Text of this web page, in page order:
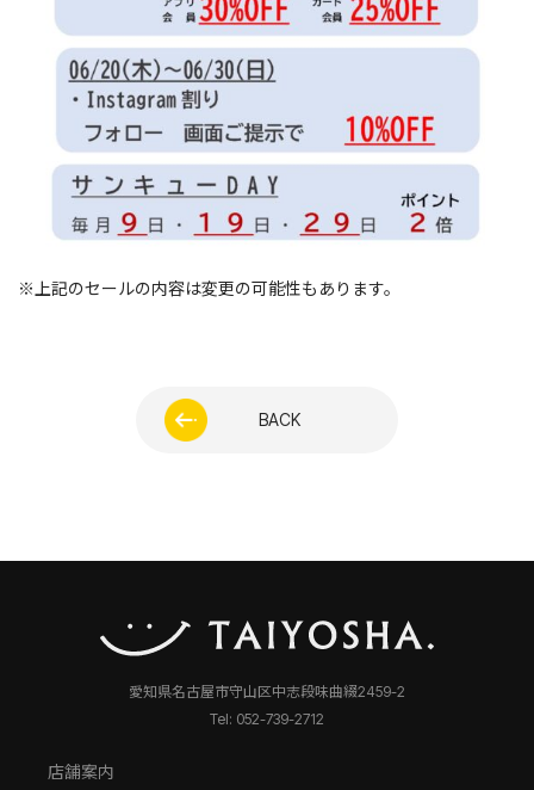
※上記のセールの内容は変更の可能性もあります。
BACK
愛知県名古屋市守山区中志段味曲綴2459-2
Tel: 052-739-2712
店舗案内